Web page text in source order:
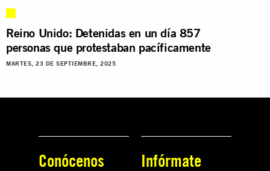
Reino Unido: Detenidas en un día 857
personas que protestaban pacíficamente
MARTES, 23 DE SEPTIEMBRE, 2025
Conócenos Infórmate